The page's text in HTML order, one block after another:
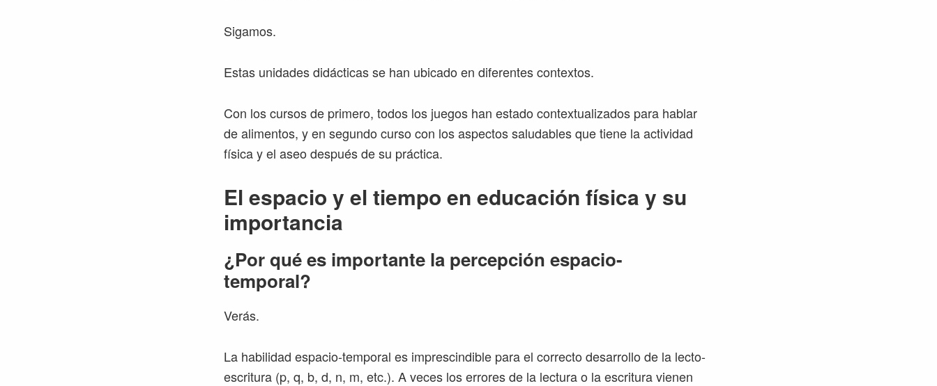
Sigamos.
Estas unidades didácticas se han ubicado en diferentes contextos.
Con los cursos de primero, todos los juegos han estado contextualizados para hablar
de alimentos, y en segundo curso con los aspectos saludables que tiene la actividad
física y el aseo después de su práctica.
El espacio y el tiempo en educación física y su
importancia
¿Por qué es importante la percepción espacio-
temporal?
Verás.
La habilidad espacio-temporal es imprescindible para el correcto desarrollo de la lecto-
escritura (p, q, b, d, n, m, etc.). A veces los errores de la lectura o la escritura vienen